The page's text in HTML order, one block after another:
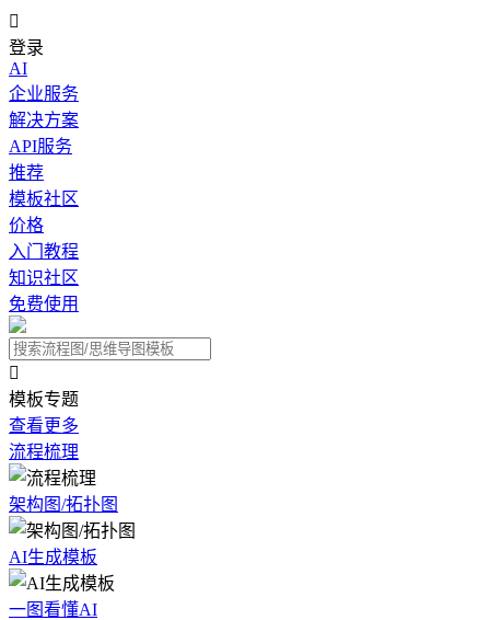

登录
AI
企业服务
解决方案
API服务
推荐
模板社区
价格
入门教程
知识社区
免费使用

模板专题
查看更多
流程梳理
架构图/拓扑图
AI生成模板
一图看懂AI